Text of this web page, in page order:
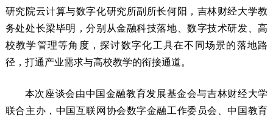
研究院云计算与数字化研究所副所长何阳，吉林财经大学教
务处处长梁毕明，分别从金融科技落地、数字技术研发、高
校教学管理等角度，探讨数字化工具在不同场景的落地路
径，打通产业需求与高校教学的衔接通道。
本次座谈会由中国金融教育发展基金会与吉林财经大学
联合主办，中国互联网协会数字金融工作委员会、中国教育